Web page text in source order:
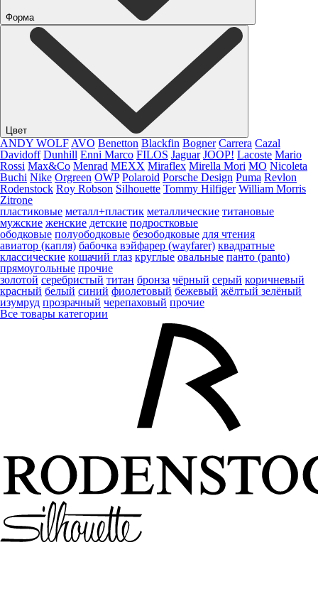
Форма
Цвет
ANDY WOLF AVO Benetton Blackfin Bogner Carrera Cazal
Davidoff Dunhill Enni Marco FILOS Jaguar JOOP! Lacoste Mario
Rossi Max&Co Menrad MEXX Miraflex Mirella Mori MO Nicoleta
Buchi Nike Orgreen OWP Polaroid Porsche Design Puma Revlon
Rodenstock Roy Robson Silhouette Tommy Hilfiger William Morris
Zitrone
пластиковые металл+пластик металлические титановые
мужские женские детские подростковые
ободковые полуободковые безободковые для чтения
авиатор (капля) бабочка вэйфарер (wayfarer) квадратные
классические кошачий глаз круглые овальные панто (panto)
прямоугольные прочие
золотой серебристый титан бронза чёрный серый коричневый
красный белый синий фиолетовый бежевый жёлтый зелёный
изумруд прозрачный черепаховый прочие
Все товары категории